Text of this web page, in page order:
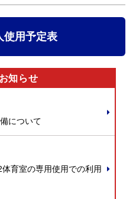
使用予定表
知らせ
について
育室の専用使用での利用